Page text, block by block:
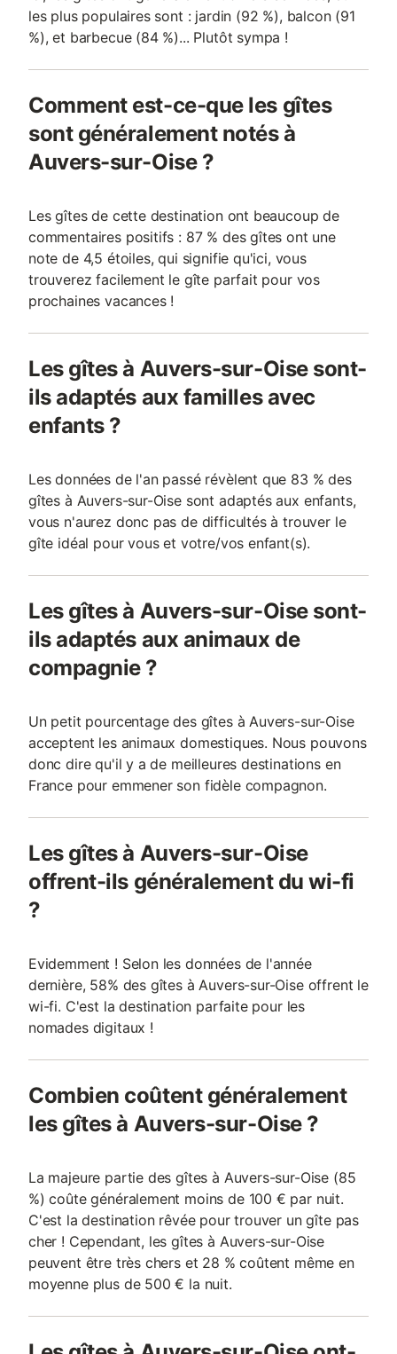
les plus populaires sont : jardin (92 %), balcon (91
%), et barbecue (84 %)... Plutôt sympa !
Comment est-ce-que les gîtes
sont généralement notés à
Auvers-sur-Oise ?
Les gîtes de cette destination ont beaucoup de
commentaires positifs : 87 % des gîtes ont une
note de 4,5 étoiles, qui signifie qu'ici, vous
trouverez facilement le gîte parfait pour vos
prochaines vacances !
Les gîtes à Auvers-sur-Oise sont-
ils adaptés aux familles avec
enfants ?
Les données de l'an passé révèlent que 83 % des
gîtes à Auvers-sur-Oise sont adaptés aux enfants,
vous n'aurez donc pas de difficultés à trouver le
gîte idéal pour vous et votre/vos enfant(s).
Les gîtes à Auvers-sur-Oise sont-
ils adaptés aux animaux de
compagnie ?
Un petit pourcentage des gîtes à Auvers-sur-Oise
acceptent les animaux domestiques. Nous pouvons
donc dire qu'il y a de meilleures destinations en
France pour emmener son fidèle compagnon.
Les gîtes à Auvers-sur-Oise
offrent-ils généralement du wi-fi
?
Evidemment ! Selon les données de l'année
dernière, 58% des gîtes à Auvers-sur-Oise offrent le
wi-fi. C'est la destination parfaite pour les
nomades digitaux !
Combien coûtent généralement
les gîtes à Auvers-sur-Oise ?
La majeure partie des gîtes à Auvers-sur-Oise (85
%) coûte généralement moins de 100 € par nuit.
C'est la destination rêvée pour trouver un gîte pas
cher ! Cependant, les gîtes à Auvers-sur-Oise
peuvent être très chers et 28 % coûtent même en
moyenne plus de 500 € la nuit.